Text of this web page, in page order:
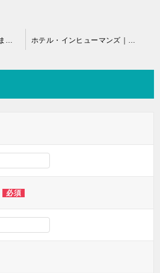
やはり俺の青春ラブコメはまちがっている。－妄言録－｜マンガUPで最新刊19巻まで全話無料 ホテル・インヒューマンズ｜サンデーうぇぶりで全話無料連載中！
必須